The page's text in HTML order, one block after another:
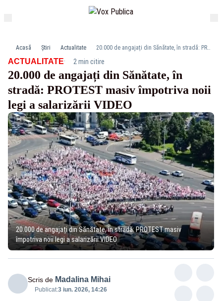
Acasă Știri Actualitate 20.000 de angajați din Sănătate, în stradă: PROTEST masiv împotriva noii legi a salarizării VIDEO
ACTUALITATE· 2 min citire
20.000 de angajați din Sănătate, în
stradă: PROTEST masiv împotriva noii
legi a salarizării VIDEO
20.000 de angajați din Sănătate, în stradă: PROTEST masiv
împotriva noii legi a salarizării VIDEO
Scris de Madalina Mihai
Publicat:3 iun. 2026, 14:26